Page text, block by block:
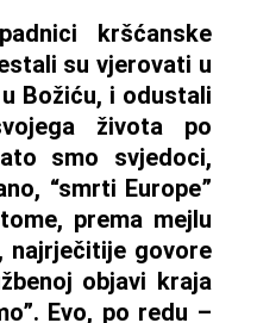
kršćanske
su vjerovati u
Božiću, i odustali
života po
smo svjedoci,
“smrti Europe”
prema mejlu
najrječitije govore
objavi kraja
Evo, po redu –